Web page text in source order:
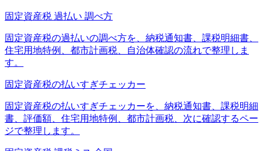
固定資産税 過払い 調べ方
固定資産税の過払いの調べ方を、納税通知書、課税明細書、
住宅用地特例、都市計画税、自治体確認の流れで整理しま
す。
固定資産税の払いすぎチェッカー
固定資産税の払いすぎチェッカーを、納税通知書、課税明細
書、評価額、住宅用地特例、都市計画税、次に確認するペー
ジで整理します。